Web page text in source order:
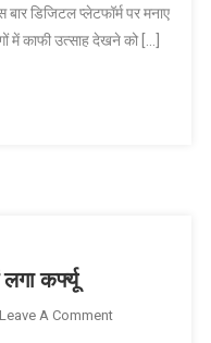
पर
होगी
डिजिटल प्लेटफॉर्म पर मनाए
में काफी उत्साह देखने को […]
कर्फ्यू
Leave A CommentOn